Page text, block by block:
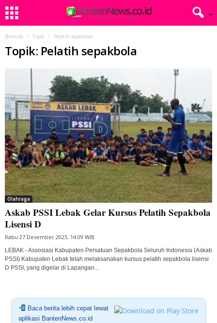
Beranda Topik Pelatih sepakbola
Topik: Pelatih sepakbola
Olahraga
Askab PSSI Lebak Gelar Kursus Pelatih Sepakbola
Lisensi D
Rabu 27 Desember 2023, 14:09 WIB
LEBAK - Assosiasi Kabupaten Persatuan Sepakbola Seluruh Indonesia (Askab
PSSI) Kabupaten Lebak telah melaksanakan kursus pelatih sepakbola lisensi
D PSSI, yang digelar di Lapangan...
Baca berita lebih cepat lewat
aplikasi BantenNews.co.id